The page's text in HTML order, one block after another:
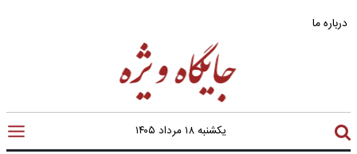
درباره ما
یکشنبه ۱۸ مرداد ۱۴۰۵